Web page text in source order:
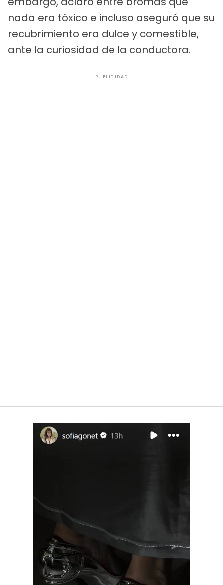
nada era tóxico e incluso aseguró que su
recubrimiento era dulce y comestible,
ante la curiosidad de la conductora.
PUBLICIDAD